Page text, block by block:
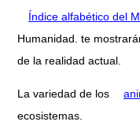
Índice alfabético del
Humanidad. te
de la realidad actual.
La variedad de los
ecosistemas.